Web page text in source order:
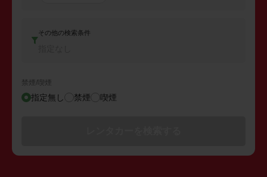
その他の検索条件
禁煙/喫煙
指定無し 禁煙 喫煙